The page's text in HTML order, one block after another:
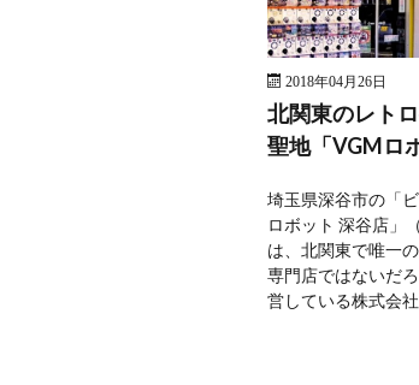
2018年04月26日
北関東のレト
聖地「VGMロ
埼玉県深谷市の「
ロボット 深谷店」
は、北関東で唯一
専門店ではないだ
営している株式会